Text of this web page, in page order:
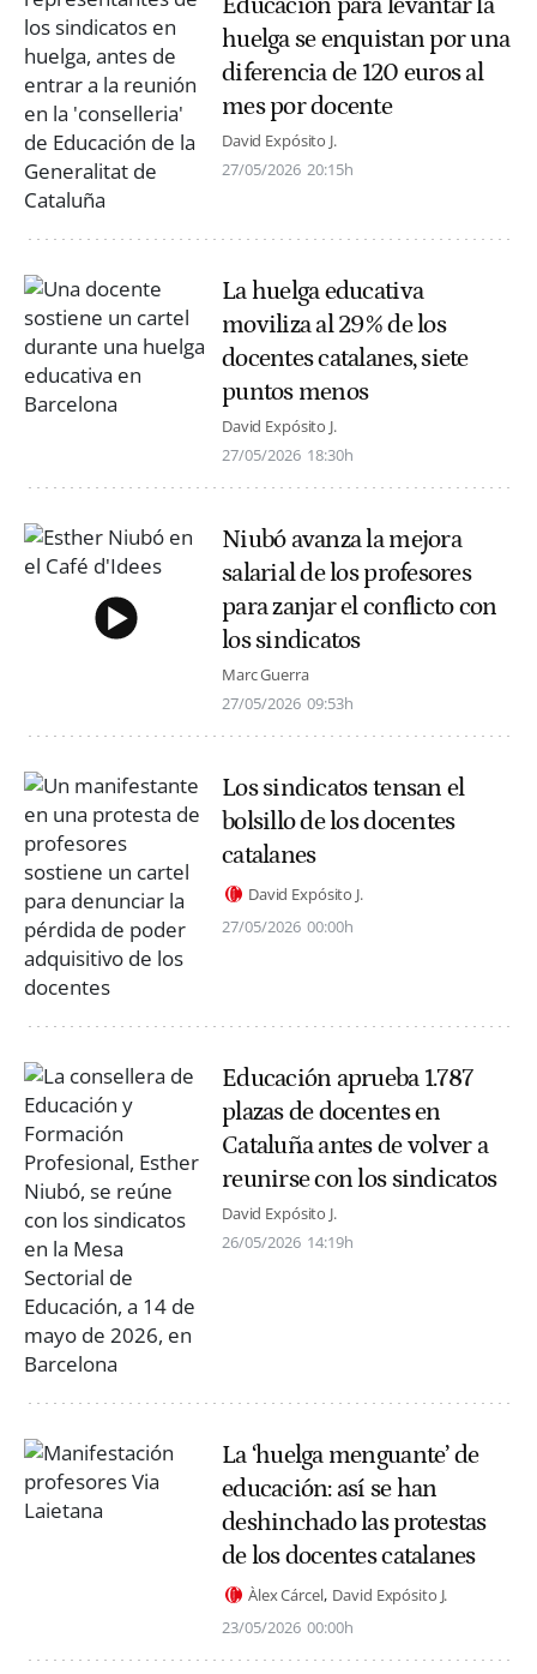
huelga se enquistan por una
diferencia de 120 euros al
mes por docente
David Expósito J.
27/05/2026 20:15h
La huelga educativa
moviliza al 29% de los
docentes catalanes, siete
puntos menos
David Expósito J.
27/05/2026 18:30h
Niubó avanza la mejora
salarial de los profesores
para zanjar el conflicto con
los sindicatos
Marc Guerra
27/05/2026 09:53h
Los sindicatos tensan el
bolsillo de los docentes
catalanes
David Expósito J.
27/05/2026 00:00h
Educación aprueba 1.787
plazas de docentes en
Cataluña antes de volver a
reunirse con los sindicatos
David Expósito J.
26/05/2026 14:19h
La ‘huelga menguante’ de
educación: así se han
deshinchado las protestas
de los docentes catalanes
Àlex Cárcel David Expósito J.
23/05/2026 00:00h